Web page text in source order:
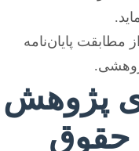
مطابقت پایان‌نامه
پژوهش
حقوق